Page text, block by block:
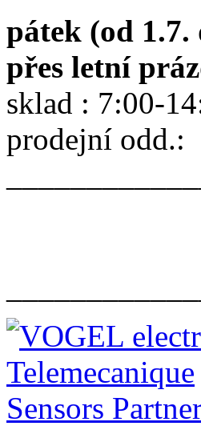
pátek (od 1.7.
přes letní
sklad : 7:00-
prodejní odd.: